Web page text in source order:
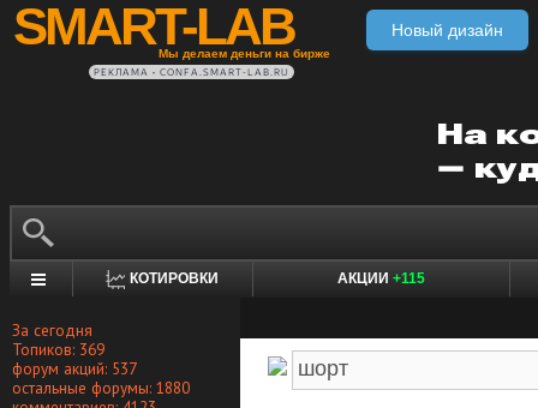
SMART-LAB
Мы делаем деньги на бирже
Новый дизайн
РЕКЛАМА • CONFA.SMART-LAB.RU
КОТИРОВКИ АКЦИИ +115
За сегодня
Топиков: 369
форум акций: 537
остальные форумы: 1880